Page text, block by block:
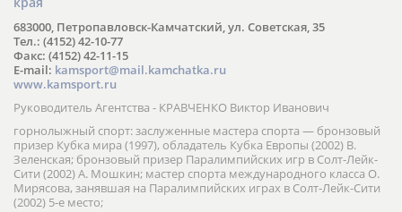
683000, Петропавловск-Камчатский, ул. Советская, 35
Тел.: (4152) 42-10-77
Факс: (4152) 42-11-15
E-mail: kamsport@mail.kamchatka.ru
www.kamsport.ru
Руководитель Агентства - КРАВЧЕНКО Виктор Иванович
горнолыжный спорт: заслуженные мастера спорта — бронзовый
призер Кубка мира (1997), обладатель Кубка Европы (2002) В.
Зеленская; бронзовый призер Паралимпийских игр в Солт-Лейк-
Сити (2002) А. Мошкин; мастер спорта международного класса О.
Мирясова, занявшая на Паралимпийских играх в Солт-Лейк-Сити
(2002) 5-е место;